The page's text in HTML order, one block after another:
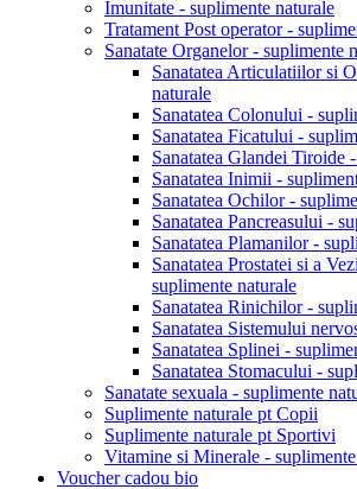
Imunitate - suplimente naturale
Tratament Post operator -
Sanatate Organelor - suplimente
Sanatatea Articulatiilor si
naturale
Sanatatea Colonului -
Sanatatea Ficatului -
Sanatatea Glandei Tiroide
Sanatatea Inimii -
Sanatatea Ochilor -
Sanatatea Pancreasului -
Sanatatea Plamanilor -
Sanatatea Prostatei si a
suplimente naturale
Sanatatea Rinichilor -
Sanatatea Sistemului
Sanatatea Splinei -
Sanatatea Stomacului -
Sanatate sexuala - suplimente
Suplimente naturale pt Copii
Suplimente naturale pt Sportivi
Vitamine si Minerale -
Voucher cadou bio